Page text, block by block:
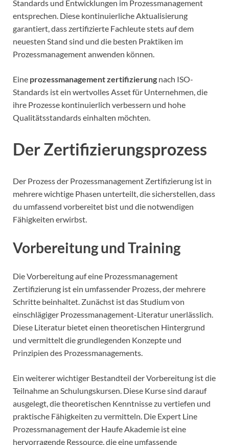
Standards und Entwicklungen im Prozessmanagement
entsprechen. Diese kontinuierliche Aktualisierung
garantiert, dass zertifizierte Fachleute stets auf dem
neuesten Stand sind und die besten Praktiken im
Prozessmanagement anwenden können.
Eine prozessmanagement zertifizierung nach ISO-
Standards ist ein wertvolles Asset für Unternehmen, die
ihre Prozesse kontinuierlich verbessern und hohe
Qualitätsstandards einhalten möchten.
Der Zertifizierungsprozess
Der Prozess der Prozessmanagement Zertifizierung ist in
mehrere wichtige Phasen unterteilt, die sicherstellen, dass
du umfassend vorbereitet bist und die notwendigen
Fähigkeiten erwirbst.
Vorbereitung und Training
Die Vorbereitung auf eine Prozessmanagement
Zertifizierung ist ein umfassender Prozess, der mehrere
Schritte beinhaltet. Zunächst ist das Studium von
einschlägiger Prozessmanagement-Literatur unerlässlich.
Diese Literatur bietet einen theoretischen Hintergrund
und vermittelt die grundlegenden Konzepte und
Prinzipien des Prozessmanagements.
Ein weiterer wichtiger Bestandteil der Vorbereitung ist die
Teilnahme an Schulungskursen. Diese Kurse sind darauf
ausgelegt, die theoretischen Kenntnisse zu vertiefen und
praktische Fähigkeiten zu vermitteln. Die Expert Line
Prozessmanagement der Haufe Akademie ist eine
hervorragende Ressource, die eine umfassende